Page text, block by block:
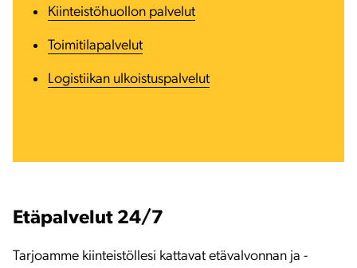
Kiinteistöhuollon palvelut
Toimitilapalvelut
Logistiikan ulkoistuspalvelut
Etäpalvelut 24/7
Tarjoamme kiinteistöllesi kattavat etävalvonnan ja -